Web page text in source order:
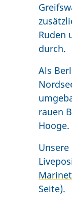
Ruden
durch.
Als
rauen
Hooge.
Seite).